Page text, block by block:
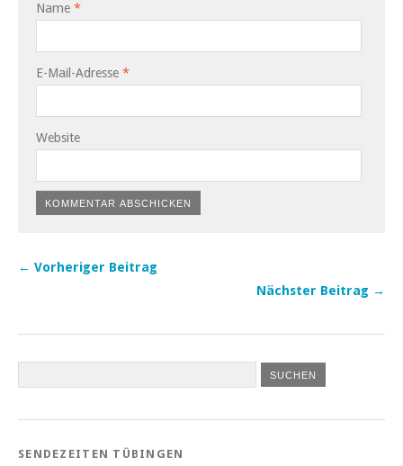
Name *
E-Mail-Adresse *
Website
← Vorheriger Beitrag
Nächster Beitrag →
SENDEZEITEN TÜBINGEN